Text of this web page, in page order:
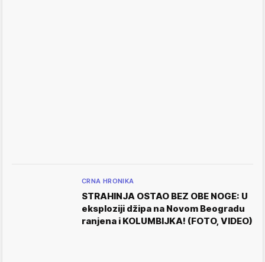
CRNA HRONIKA
STRAHINJA OSTAO BEZ OBE NOGE: U
eksploziji džipa na Novom Beogradu
ranjena i KOLUMBIJKA! (FOTO, VIDEO)